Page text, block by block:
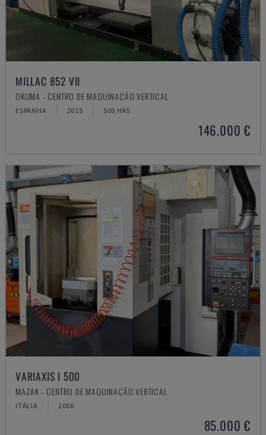
MILLAC 852 VII
OKUMA - CENTRO DE MAQUINAÇÃO VERTICAL
ESPANHA 2015 500 HRS
146.000 €
VARIAXIS I 500
MAZAK - CENTRO DE MAQUINAÇÃO VERTICAL
ITÁLIA 2006
85.000 €